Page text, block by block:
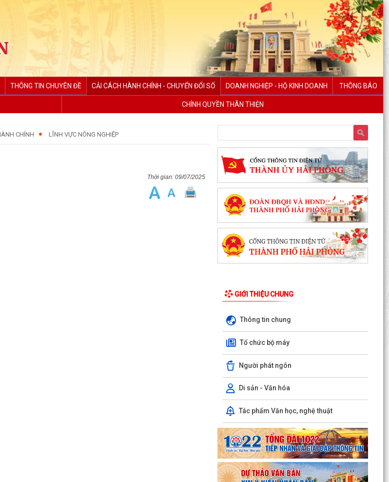
THÔNG TIN CHUYÊN ĐỀ CẢI CÁCH HÀNH CHÍNH - CHUYỂN ĐỔI SỐ DOANH NGHIỆP - HỘ KINH DOANH THÔNG BÁO
CHÍNH QUYỀN THÂN THIỆN
CHÍNH LĨNH VỰC NÔNG NGHIỆP
09/07/2025
GIỚI THIỆU CHUNG
Thông tin chung
Tổ chức bộ máy
Người phát ngôn
Di sản - Văn hóa
Tác phẩm Văn học, nghệ thuật
PHƯỜNG NGÔ QUYỀN THÔNG TIN VỀ VỤ CHÁY
TẠI ĐƯỜNG TRẦN KHÁNH DƯ
DANH SÁCH ĐĂNG KÝ KINH DOANH THÁNG
Phường Ngô Quyền trao tặng sách giáo khoa,
đồng phục cho 307 học sinh có hoàn cảnh khó
khăn trước...
Phường Ngô Quyền đẩy mạnh công tác phòng,
chống ma túy và nhân rộng các mô hình an ninh
trật tự tại...